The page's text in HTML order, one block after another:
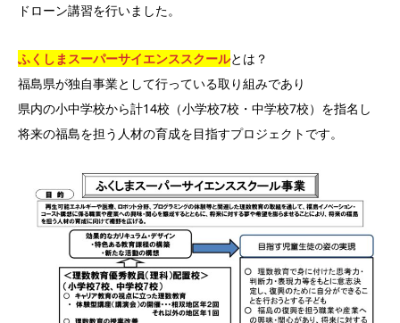
ドローン講習を行いました。
ふくしまスーパーサイエンススクールとは？
福島県が独自事業として行っている取り組みであり
県内の小中学校から計14校（小学校7校・中学校7校）を指名し
将来の福島を担う人材の育成を目指すプロジェクトです。